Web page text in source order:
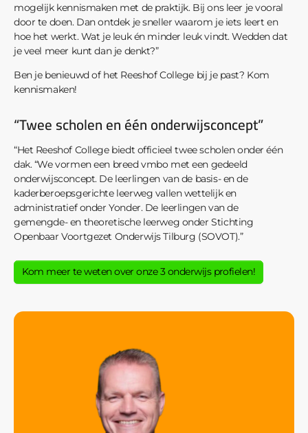
mogelijk kennismaken met de praktijk. Bij ons leer je vooral
door te doen. Dan ontdek je sneller waarom je iets leert en
hoe het werkt. Wat je leuk én minder leuk vindt. Wedden dat
je veel meer kunt dan je denkt?”
Ben je benieuwd of het Reeshof College bij je past? Kom
kennismaken!
“Twee scholen en één onderwijsconcept”
“Het Reeshof College biedt officieel twee scholen onder één
dak. “We vormen een breed vmbo met een gedeeld
onderwijsconcept. De leerlingen van de basis- en de
kaderberoepsgerichte leerweg vallen wettelijk en
administratief onder Yonder. De leerlingen van de
gemengde- en theoretische leerweg onder Stichting
Openbaar Voortgezet Onderwijs Tilburg (SOVOT).”
Kom meer te weten over onze 3 onderwijs profielen!